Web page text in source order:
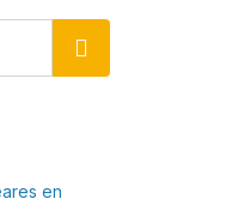
Buscar